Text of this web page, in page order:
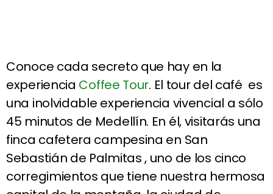
Conoce cada secreto que hay en la
experiencia Coffee Tour. El tour del café es
una inolvidable experiencia vivencial a sólo
45 minutos de Medellín. En él, visitarás una
finca cafetera campesina en San
Sebastián de Palmitas , uno de los cinco
corregimientos que tiene nuestra hermosa